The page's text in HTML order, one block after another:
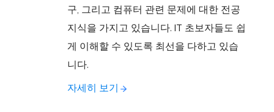
구, 그리고 컴퓨터 관련 문제에 대한 전공
지식을 가지고 있습니다. IT 초보자들도 쉽
게 이해할 수 있도록 최선을 다하고 있습
니다.
자세히 보기